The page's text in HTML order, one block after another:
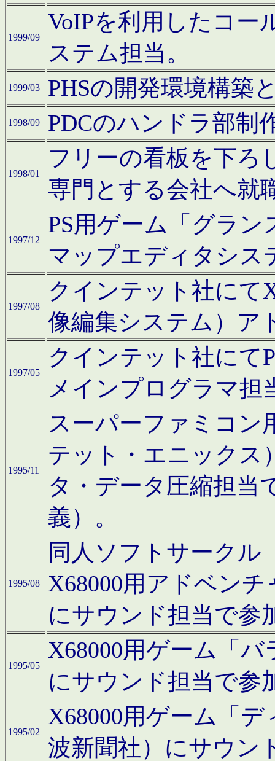
1999/09
VoIPを利用したコー
ステム担当。
1999/03 PHSの開発環境構築
1998/09 PDCのハンドラ部制
1998/01
フリーの看板を下ろ
専門とする会社へ就
1997/12
PS用ゲーム「グラン
マップエディタシス
1997/08
クインテット社にて
像編集システム）ア
1997/05
クインテット社にて
メインプログラマ担
1995/11
スーパーファミコン
テット・エニックス
タ・データ圧縮担当
義）。
1995/08
同人ソフトサークル
X68000用アドベン
にサウンド担当で参
1995/05
X68000用ゲーム「
にサウンド担当で参
1995/02
X68000用ゲーム「
波新聞社）にサウン